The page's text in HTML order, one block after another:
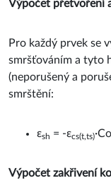
Výpočet přetvoření
Pro každý prvek se
smršťováním a tyto
(neporušený a
smrštění:
εsh = -εcs(t,ts)
Výpočet zakřivení